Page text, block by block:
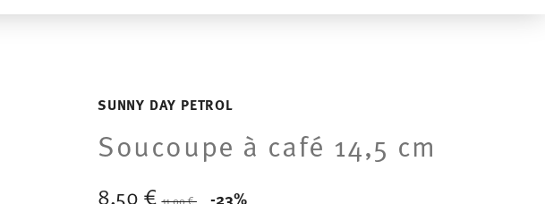
SUNNY DAY PETROL
Soucoupe à café 14,5 cm
8,50 €11,00 €
-23%